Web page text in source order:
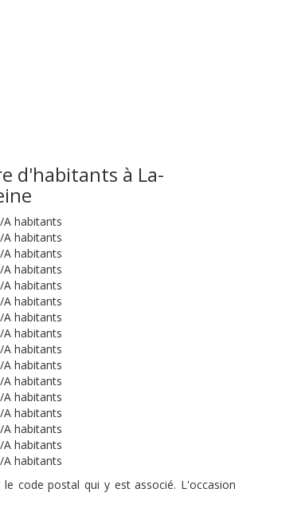
d'habitants à La-
A habitants
A habitants
A habitants
A habitants
A habitants
A habitants
A habitants
A habitants
A habitants
A habitants
A habitants
A habitants
A habitants
A habitants
A habitants
A habitants
code postal qui y est associé. L'occasion